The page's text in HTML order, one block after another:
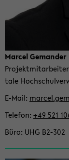
Mar­cel Ge­man­der
ta­le
E-​Mail
Te­le­fon +49 521
Büro UHG B2-​302